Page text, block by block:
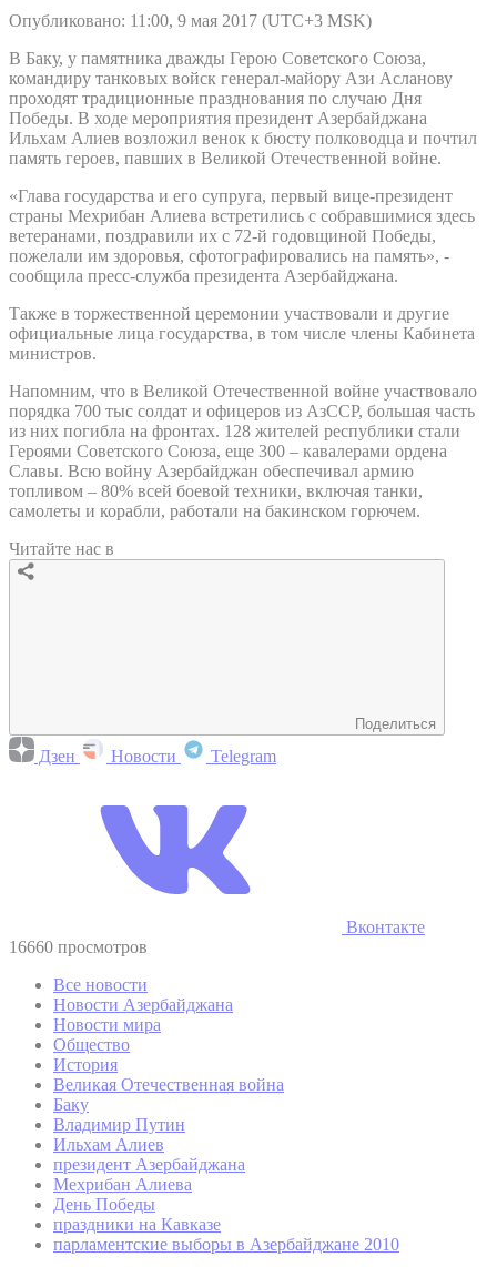
Опубликовано: 11:00, 9 мая 2017 (UTC+3 MSK)
В Баку, у памятника дважды Герою Советского Союза,
командиру танковых войск генерал-майору Ази Асланову
проходят традиционные празднования по случаю Дня
Победы. В ходе мероприятия президент Азербайджана
Ильхам Алиев возложил венок к бюсту полководца и почтил
память героев, павших в Великой Отечественной войне.
«Глава государства и его супруга, первый вице-президент
страны Мехрибан Алиева встретились с собравшимися здесь
ветеранами, поздравили их с 72-й годовщиной Победы,
пожелали им здоровья, сфотографировались на память», -
сообщила пресс-служба президента Азербайджана.
Также в торжественной церемонии участвовали и другие
официальные лица государства, в том числе члены Кабинета
министров.
Напомним, что в Великой Отечественной войне участвовало
порядка 700 тыс солдат и офицеров из АзССР, большая часть
из них погибла на фронтах. 128 жителей республики стали
Героями Советского Союза, еще 300 – кавалерами ордена
Славы. Всю войну Азербайджан обеспечивал армию
топливом – 80% всей боевой техники, включая танки,
самолеты и корабли, работали на бакинском горючем.
Читайте нас в
Поделиться
Дзен Новости Telegram
Вконтакте
16660 просмотров
Все новости
Новости Азербайджана
Новости мира
Общество
История
Великая Отечественная война
Баку
Владимир Путин
Ильхам Алиев
президент Азербайджана
Мехрибан Алиева
День Победы
праздники на Кавказе
парламентские выборы в Азербайджане 2010